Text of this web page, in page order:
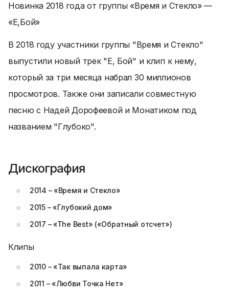
Новинка 2018 года от группы «Время и Стекло» —
«Е,Бой»
В 2018 году участники группы "Время и Стекло"
выпустили новый трек "Е, Бой" и клип к нему,
который за три месяца набрал 30 миллионов
просмотров. Также они записали совместную
песню с Надей Дорофеевой и Монатиком под
названием "Глубоко".
Дискография
2014 – «Время и Стекло»
2015 – «Глубокий дом»
2017 – «The Best» («Обратный отсчет»)
Клипы
2010 – «Так выпала карта»
2011 – «Любви Точка Нет»